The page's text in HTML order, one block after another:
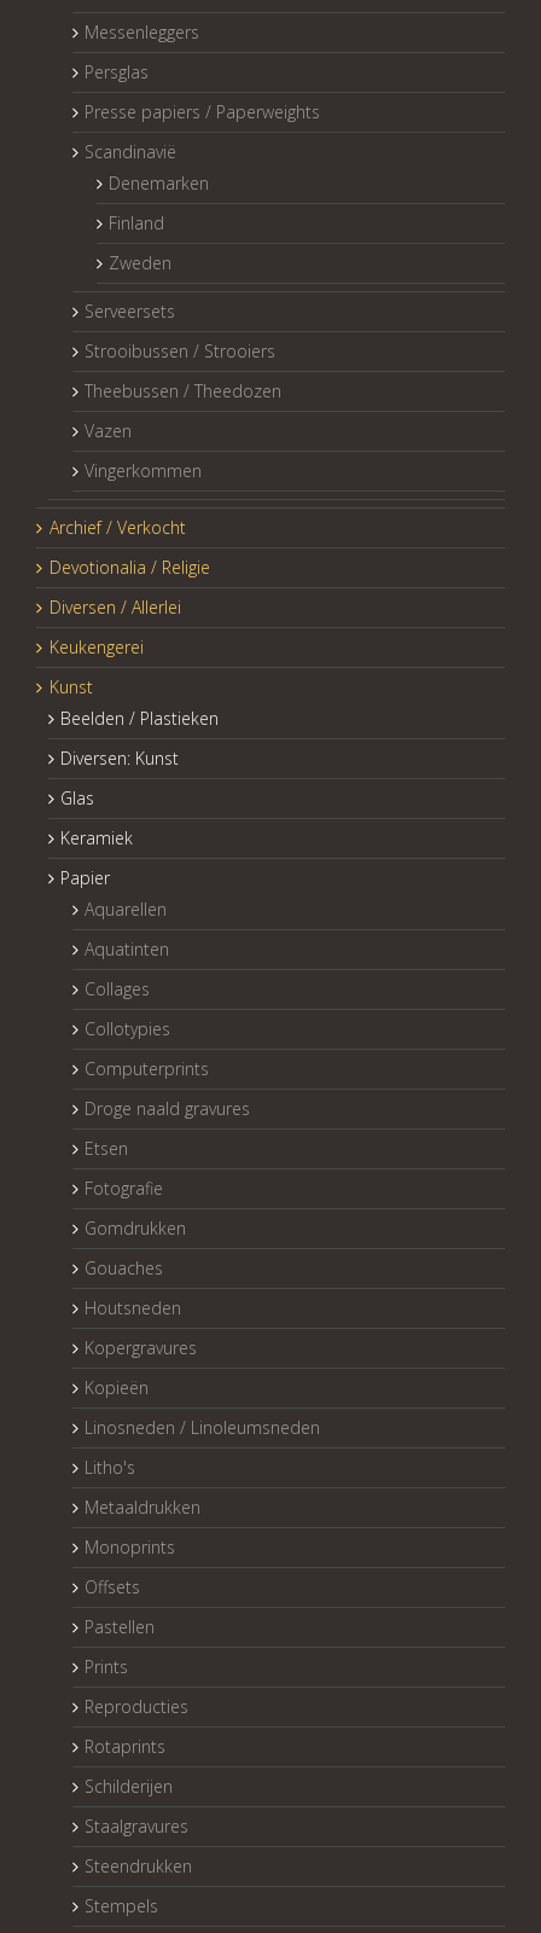
Messenleggers
Persglas
Presse papiers / Paperweights
Scandinavië
Denemarken
Finland
Zweden
Serveersets
Strooibussen / Strooiers
Theebussen / Theedozen
Vazen
Vingerkommen
Archief / Verkocht
Devotionalia / Religie
Diversen / Allerlei
Keukengerei
Kunst
Beelden / Plastieken
Diversen: Kunst
Glas
Keramiek
Papier
Aquarellen
Aquatinten
Collages
Collotypies
Computerprints
Droge naald gravures
Etsen
Fotografie
Gomdrukken
Gouaches
Houtsneden
Kopergravures
Kopieën
Linosneden / Linoleumsneden
Litho's
Metaaldrukken
Monoprints
Offsets
Pastellen
Prints
Reproducties
Rotaprints
Schilderijen
Staalgravures
Steendrukken
Stempels